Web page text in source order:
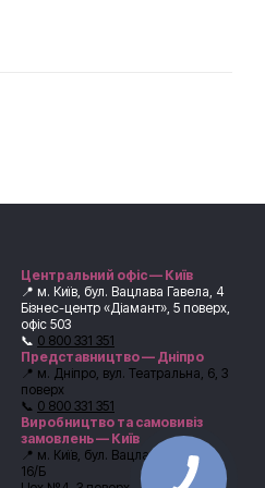
Центральний офіс — Київ
📍 м. Київ, бул. Вацлава Гавела, 4
Бізнес-центр «Діамант», 5 поверх,
офіс 503
📞 0 800 331 351
Представництво — Дніпро
📍 м. Дніпро, вул. Театральна, 6, 3
поверх
📞 0 800 331 351
Виробництво та самовивіз
замовлень — Київ
📍 м. Київ, бул. Вацлава Гавела,
16/Б